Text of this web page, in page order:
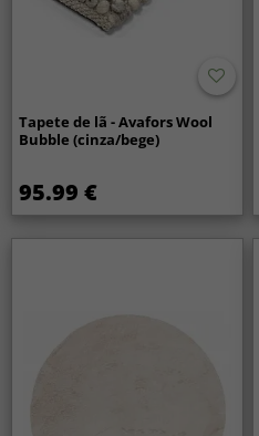
Tapete de lã - Avafors Wool
Bubble (cinza/bege)
95.99 €